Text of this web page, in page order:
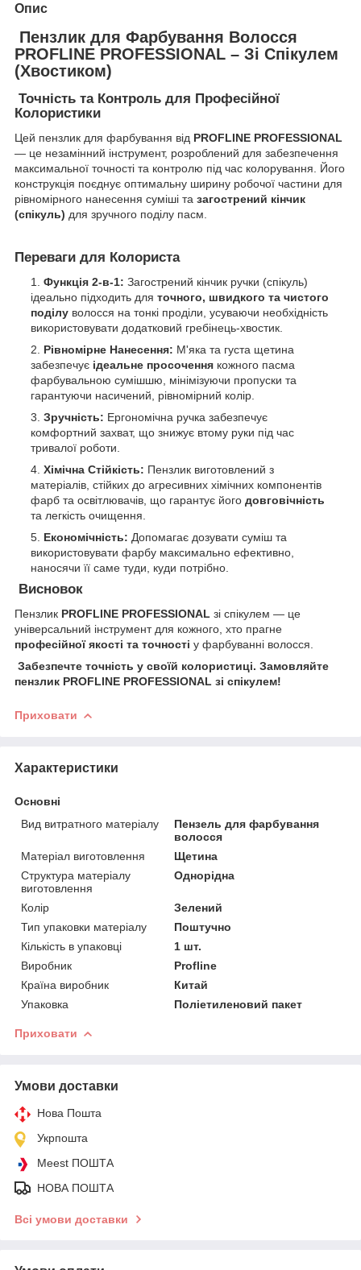
Опис
Пензлик для Фарбування Волосся
PROFLINE PROFESSIONAL – Зі Спікулем
(Хвостиком)
Точність та Контроль для Професійної
Колористики
​Цей пензлик для фарбування від PROFLINE PROFESSIONAL
— це незамінний інструмент, розроблений для забезпечення
максимальної точності та контролю під час колорування. Його
конструкція поєднує оптимальну ширину робочої частини для
рівномірного нанесення суміші та загострений кінчик
(спікуль) для зручного поділу пасм.
Переваги для Колориста
Функція 2-в-1: Загострений кінчик ручки (спікуль)
ідеально підходить для точного, швидкого та чистого
поділу волосся на тонкі проділи, усуваючи необхідність
використовувати додатковий гребінець-хвостик.
Рівномірне Нанесення: М'яка та густа щетина
забезпечує ідеальне просочення кожного пасма
фарбувальною сумішшю, мінімізуючи пропуски та
гарантуючи насичений, рівномірний колір.
Зручність: Ергономічна ручка забезпечує
комфортний захват, що знижує втому руки під час
тривалої роботи.
Хімічна Стійкість: Пензлик виготовлений з
матеріалів, стійких до агресивних хімічних компонентів
фарб та освітлювачів, що гарантує його довговічність
та легкість очищення.
Економічність: Допомагає дозувати суміш та
використовувати фарбу максимально ефективно,
наносячи її саме туди, куди потрібно.
Висновок
​Пензлик PROFLINE PROFESSIONAL зі спікулем — це
універсальний інструмент для кожного, хто прагне
професійної якості та точності у фарбуванні волосся.
Забезпечте точність у своїй колористиці. Замовляйте
пензлик PROFLINE PROFESSIONAL зі спікулем!
Приховати
Характеристики
Основні
Вид витратного матеріалу
Пензель для фарбування
волосся
Матеріал виготовлення
Щетина
Структура матеріалу
виготовлення
Однорідна
Колір
Зелений
Тип упаковки матеріалу
Поштучно
Кількість в упаковці
1 шт.
Виробник
Profline
Країна виробник
Китай
Упаковка
Поліетиленовий пакет
Приховати
Умови доставки
Нова Пошта
Укрпошта
Meest ПОШТА
НОВА ПОШТА
Всі умови доставки